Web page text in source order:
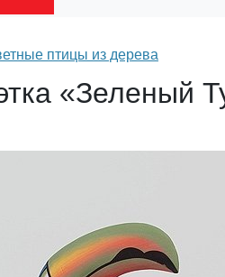
птицы из дерева
«Зеленый